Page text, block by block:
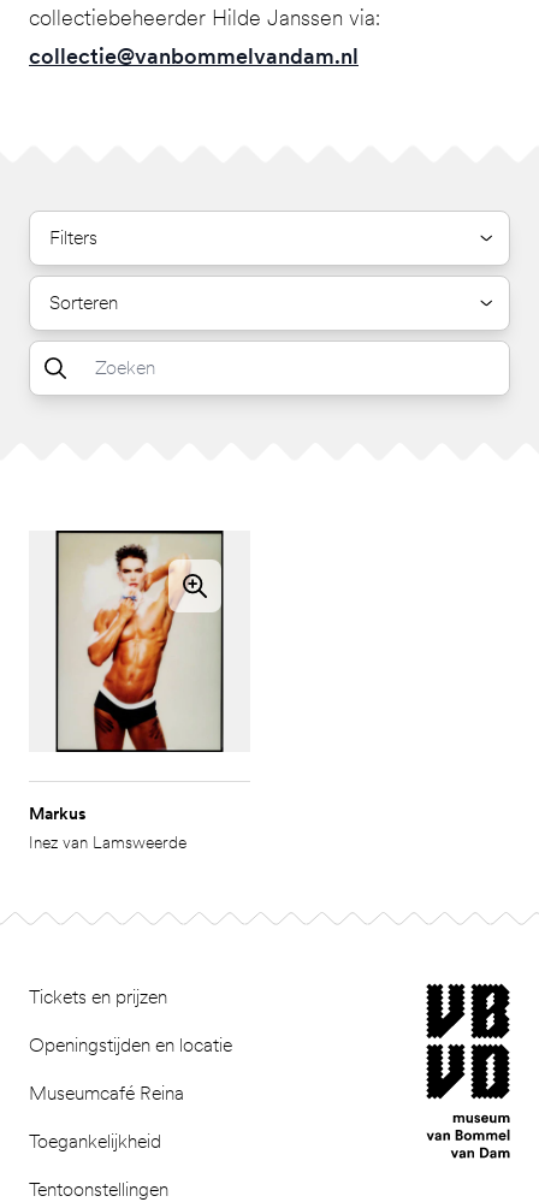
collectiebeheerder Hilde Janssen via:
collectie@vanbommelvandam.nl
Filters
Sorteren
Markus
Inez van Lamsweerde
Tickets en prijzen
Openingstijden en locatie
Museumcafé Reina
Toegankelijkheid
Tentoonstellingen
museum van